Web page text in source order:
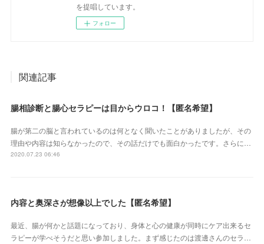
を提唱しています。
フォロー
関連記事
腸相診断と腸心セラピーは目からウロコ！【匿名希望】
腸が第二の脳と言われているのは何となく聞いたことがありましたが、その
理由や内容は知らなかったので、その話だけでも面白かったです。さらに…
2020.07.23 06:46
内容と奥深さが想像以上でした【匿名希望】
最近、腸が何かと話題になっており、身体と心の健康が同時にケア出来るセ
ラピーが学べそうだと思い参加しました。まず感じたのは渡邊さんのセラ…